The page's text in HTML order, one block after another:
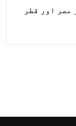
مصر اور قطر